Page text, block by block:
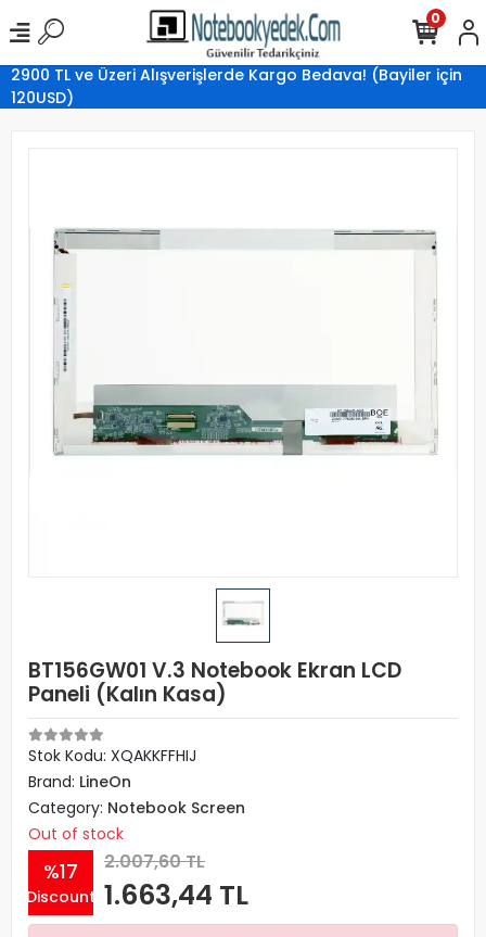
2900 TL ve Üzeri Alışverişlerde Kargo Bedava! (Bayiler için
120USD)
0
BT156GW01 V.3 Notebook Ekran LCD
Paneli (Kalın Kasa)
Stok Kodu: XQAKKFFHIJ
Brand: LineOn
Category: Notebook Screen
Out of stock
%17
Discount
2.007,60 TL
1.663,44 TL